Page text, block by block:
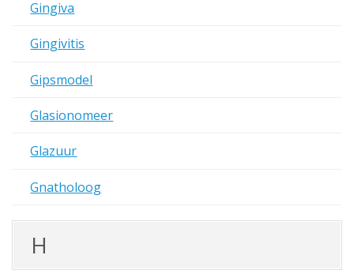
Gingiva
Gingivitis
Gipsmodel
Glasionomeer
Glazuur
Gnatholoog
H